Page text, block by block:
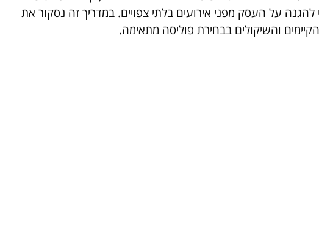
על העסק מפני אירועים בלתי צפויים. במדריך זה נסקור את
והשיקולים בבחירת פוליסה מתאימה.